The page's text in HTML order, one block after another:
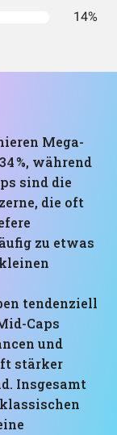
14%
Mega-
%, während
sind die
die oft
zu etwas
tendenziell
Caps
und
stärker
Insgesamt